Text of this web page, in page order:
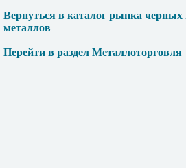
Вернуться в каталог рынка
металлов
Перейти в раздел Металлоторговля